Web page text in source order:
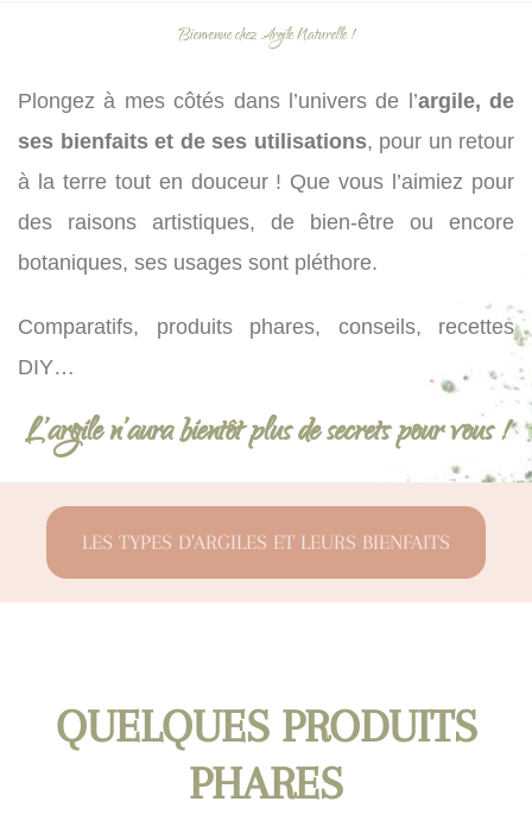
Bienvenue chez Argile Naturelle !
Plongez à mes côtés dans l’univers de l’argile, de
ses bienfaits et de ses utilisations, pour un retour
à la terre tout en douceur ! Que vous l’aimiez pour
des raisons artistiques, de bien-être ou encore
botaniques, ses usages sont pléthore.
Comparatifs, produits phares, conseils, recettes
DIY…
L’argile n’aura bientôt plus de secrets pour vous !
LES TYPES D'ARGILES ET LEURS BIENFAITS
QUELQUES PRODUITS
PHARES